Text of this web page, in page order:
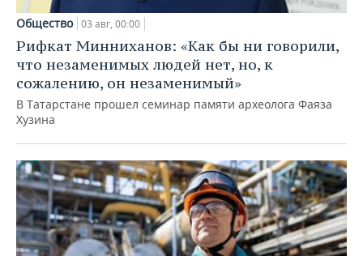
Общество 03 авг, 00:00
Рифкат Минниханов: «Как бы ни говорили,
что незаменимых людей нет, но, к
сожалению, он незаменимый»
В Татарстане прошел семинар памяти археолога Фаяза
Хузина